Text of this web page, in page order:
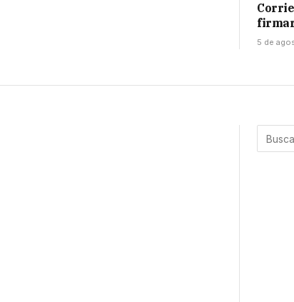
5 de